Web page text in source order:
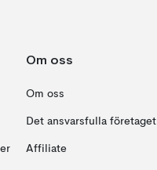
Om oss
Om oss
Det ansvarsfulla företaget
Affiliate